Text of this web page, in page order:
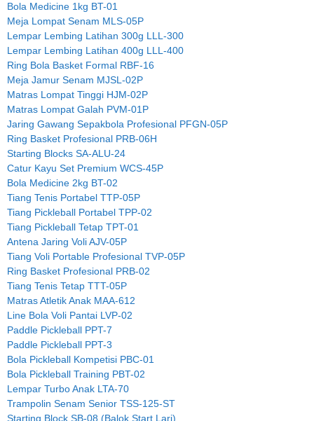
Bola Medicine 1kg BT-01
Meja Lompat Senam MLS-05P
Lempar Lembing Latihan 300g LLL-300
Lempar Lembing Latihan 400g LLL-400
Ring Bola Basket Formal RBF-16
Meja Jamur Senam MJSL-02P
Matras Lompat Tinggi HJM-02P
Matras Lompat Galah PVM-01P
Jaring Gawang Sepakbola Profesional PFGN-05P
Ring Basket Profesional PRB-06H
Starting Blocks SA-ALU-24
Catur Kayu Set Premium WCS-45P
Bola Medicine 2kg BT-02
Tiang Tenis Portabel TTP-05P
Tiang Pickleball Portabel TPP-02
Tiang Pickleball Tetap TPT-01
Antena Jaring Voli AJV-05P
Tiang Voli Portable Profesional TVP-05P
Ring Basket Profesional PRB-02
Tiang Tenis Tetap TTT-05P
Matras Atletik Anak MAA-612
Line Bola Voli Pantai LVP-02
Paddle Pickleball PPT-7
Paddle Pickleball PPT-3
Bola Pickleball Kompetisi PBC-01
Bola Pickleball Training PBT-02
Lempar Turbo Anak LTA-70
Trampolin Senam Senior TSS-125-ST
Starting Block SB-08 (Balok Start Lari)